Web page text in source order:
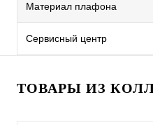
Материал плафона
Сервисный центр
ТОВАРЫ ИЗ